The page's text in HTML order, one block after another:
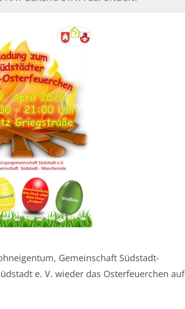
Gemeinschaft Südstadt-
e. V. wieder das Osterfeuerchen auf